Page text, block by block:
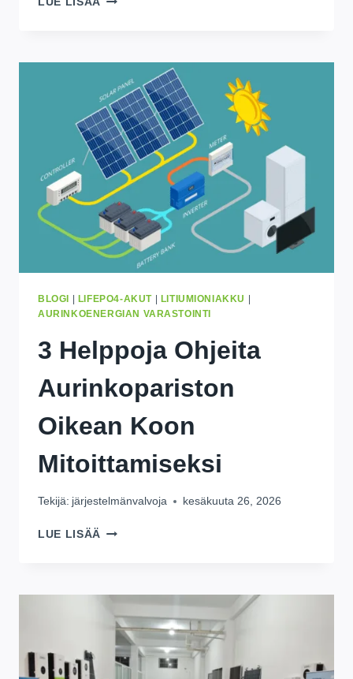
UGANDASSA
(YKSINKERTAINEN
OPAS
ASUNNONOMISTAJILLE)
2026
BLOGI | LIFEPO4-AKUT| LITIUMIONIAKKU |
AURINKOENERGIAN VARASTOINTI
3 Helppoja Ohjeita
Aurinkopariston
Oikean Koon
Mitoittamiseksi
Tekijä: järjestelmänvalvoja kesäkuuta 26, 2026
LUE LISÄÄ 3
OIKEAN
KOON
MITOITTAMISEKSI